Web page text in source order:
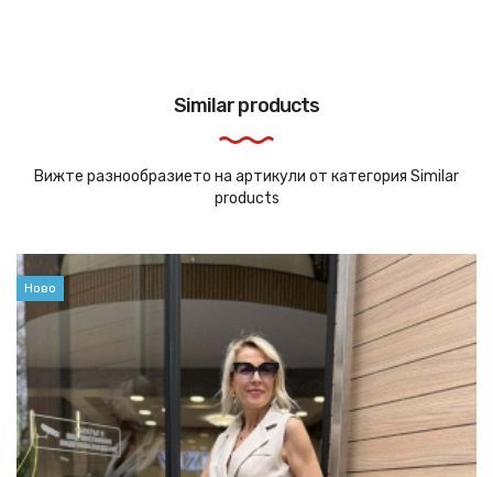
Similar products
Вижте разнообразието на артикули от категория Similar
products
Ново